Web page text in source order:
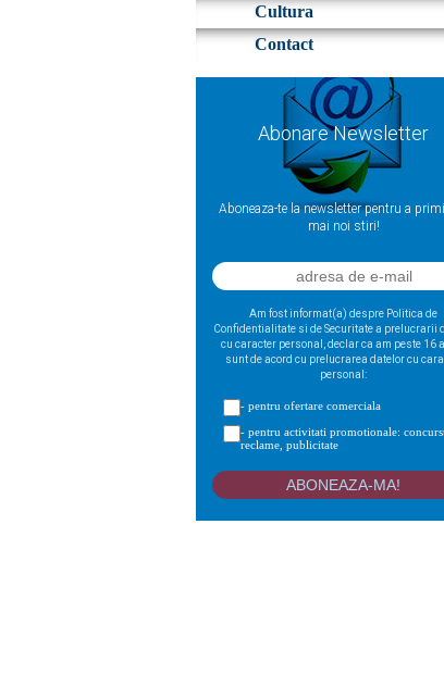
Cultura
Contact
Abonare Newsletter
Aboneaza-te la newsletter pentru a
mai noi stiri!
Am fost informat(a) despre Politica de
Confidentialitate si de Securitate a prelucrarii
cu caracter personal, declar ca am peste 16
sunt de acord cu prelucrarea datelor cu
personal:
- pentru ofertare comerciala
- pentru activitati promotionale:
reclame, publicitate